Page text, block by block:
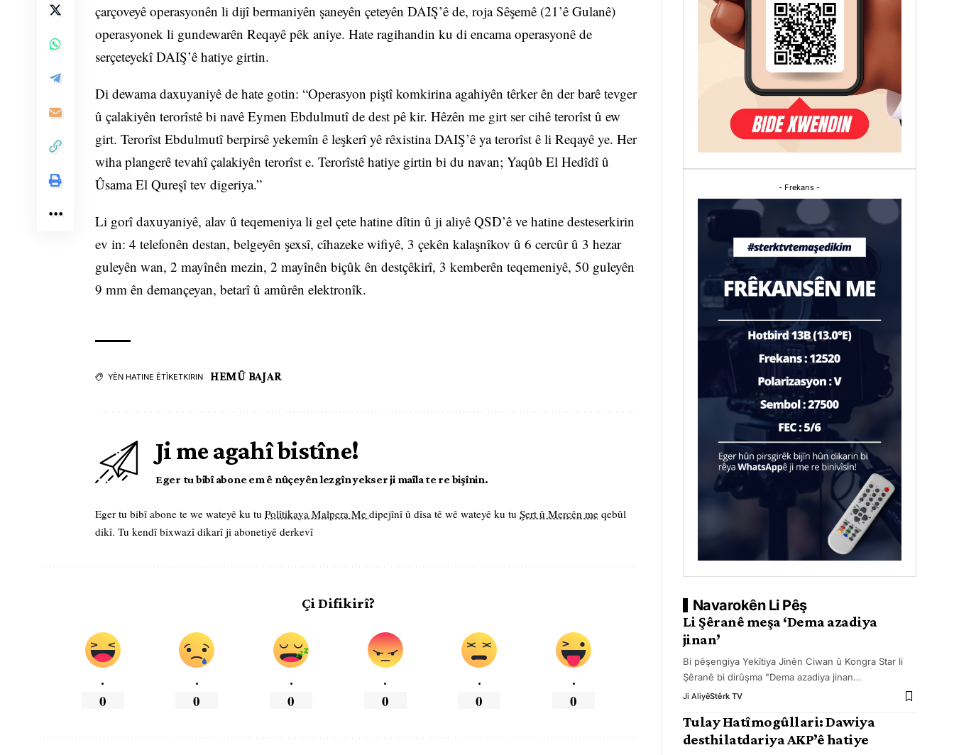
çarçoveyê operasyonên li dijî bermaniyên şaneyên çeteyên DAIŞ’ê de, roja Sêşemê (21’ê Gulanê)
operasyonek li gundewarên Reqayê pêk aniye. Hate ragihandin ku di encama operasyonê de
serçeteyekî DAIŞ’ê hatiye girtin.
Di dewama daxuyaniyê de hate gotin: “Operasyon piştî komkirina agahiyên têrker ên der barê tevger
û çalakiyên terorîstê bi navê Eymen Ebdulmutî de dest pê kir. Hêzên me girt ser cihê terorîst û ew
girt. Terorîst Ebdulmutî berpirsê yekemîn ê leşkerî yê rêxistina DAIŞ’ê ya terorîst ê li Reqayê ye. Her
wiha plangerê tevahî çalakiyên terorîst e. Terorîstê hatiye girtin bi du navan; Yaqûb El Hedîdî û
Ûsama El Qureşî tev digeriya.”
Li gorî daxuyaniyê, alav û teqemeniya li gel çete hatine dîtin û ji aliyê QSD’ê ve hatine desteserkirin
ev in: 4 telefonên destan, belgeyên şexsî, cîhazeke wifiyê, 3 çekên kalaşnîkov û 6 cercûr û 3 hezar
guleyên wan, 2 mayînên mezin, 2 mayînên biçûk ên destçêkirî, 3 kemberên teqemeniyê, 50 guleyên
9 mm ên demançeyan, betarî û amûrên elektronîk.
YÊN HATINE ÊTÎKETKIRIN HEMÛ BAJAR
Ji me agahî bistîne!
Eger tu bibî abone em ê nûçeyên lezgîn yekser ji maîla te re bişînin.
Eger tu bibî abone te we wateyê ku tu Polîtikaya Malpera Me dipejînî û dîsa tê wê wateyê ku tu Şert û Mercên me qebûl
dikî. Tu kendî bixwazî dikarî ji abonetiyê derkevî
Çi Difikirî?
.
0
.
0
.
0
.
0
.
0
.
0
- Frekans -
Navarokên Li Pêş
Li Şêranê meşa ‘Dema azadiya
jinan’
Bi pêşengiya Yekîtiya Jinên Ciwan û Kongra Star li
Şêranê bi dirûşma "Dema azadiya jinan…
Ji AliyêStêrk TV
Tulay Hatîmogûllari: Dawiya
desthilatdariya AKP’ê hatiye